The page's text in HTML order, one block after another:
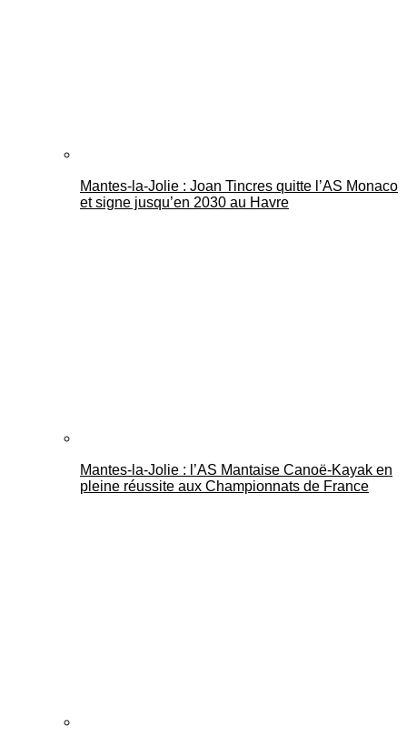
Mantes-la-Jolie : Joan Tincres quitte l’AS Monaco
et signe jusqu’en 2030 au Havre
Mantes-la-Jolie : l’AS Mantaise Canoë‑Kayak en
pleine réussite aux Championnats de France